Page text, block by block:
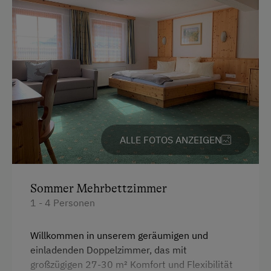
Zentralheizung
Verpflegung
Frühstück vom Buffett
Frühstückskorb
Ohne Verpflegung
Regionale Spezialitäten
Vegetarische Küche
eigene Trinkwasserquelle
Österreichische Spezialitäten
Übernachtung mit Frühstück
Übernachtung mit Halbpension
ALLE FOTOS ANZEIGEN
Sommer Mehrbettzimmer
1 - 4 Personen
Willkommen in unserem geräumigen und
einladenden Doppelzimmer, das mit
großzügigen 27-30 m² Komfort und Flexibilität